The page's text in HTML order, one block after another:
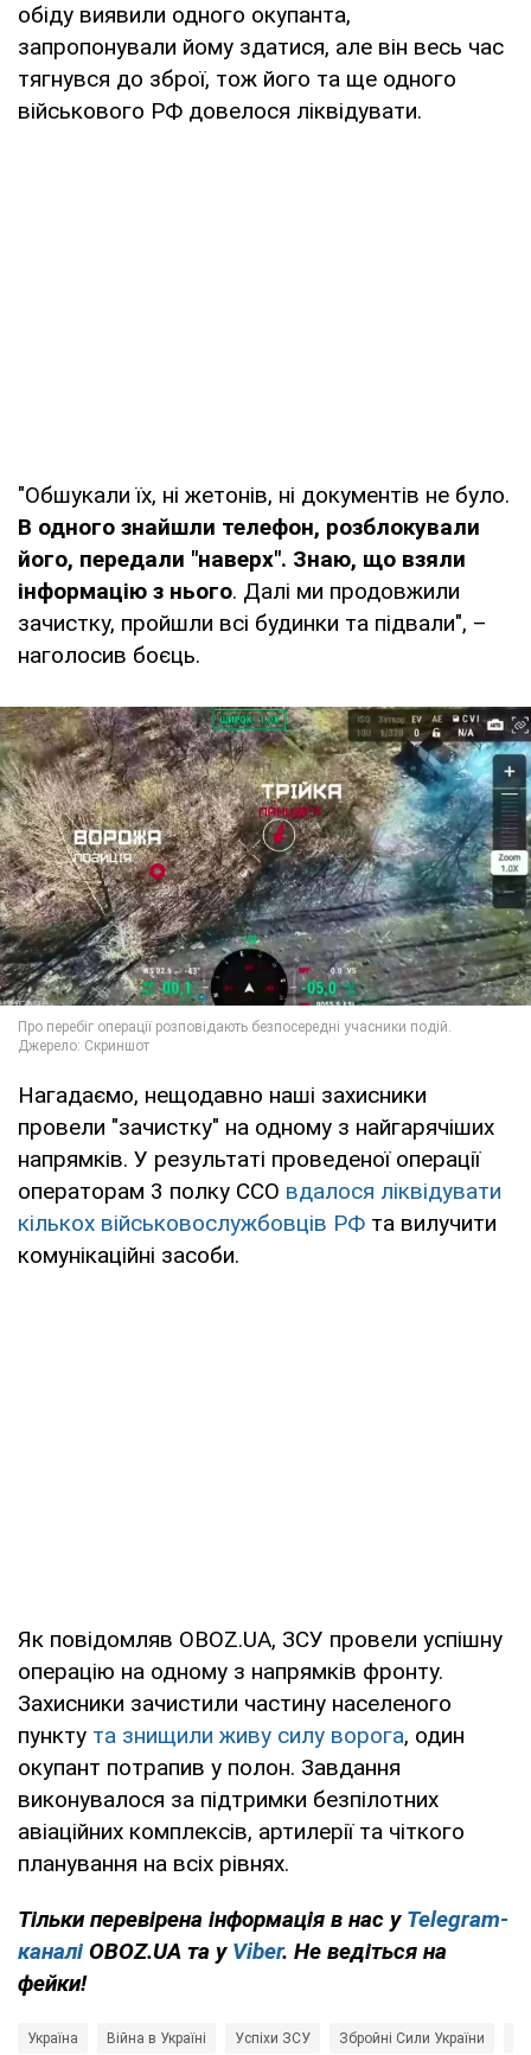
обіду виявили одного окупанта,
запропонували йому здатися, але він весь час
тягнувся до зброї, тож його та ще одного
військового РФ довелося ліквідувати.
"Обшукали їх, ні жетонів, ні документів не було.
В одного знайшли телефон, розблокували
його, передали "наверх". Знаю, що взяли
інформацію з нього. Далі ми продовжили
зачистку, пройшли всі будинки та підвали", –
наголосив боєць.
Нагадаємо, нещодавно наші захисники
провели "зачистку" на одному з найгарячіших
напрямків. У результаті проведеної операції
операторам 3 полку ССО вдалося ліквідувати
кількох військовослужбовців РФ та вилучити
комунікаційні засоби.
Як повідомляв OBOZ.UA, ЗСУ провели успішну
операцію на одному з напрямків фронту.
Захисники зачистили частину населеного
пункту та знищили живу силу ворога, один
окупант потрапив у полон. Завдання
виконувалося за підтримки безпілотних
авіаційних комплексів, артилерії та чіткого
планування на всіх рівнях.
Тільки перевірена інформація в нас у Telegram-
каналі OBOZ.UA та у Viber. Не ведіться на
фейки!
Україна Війна в Україні Успіхи ЗСУ Збройні Сили України